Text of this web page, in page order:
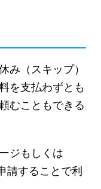
み（スキップ）
を支払わずとも
むこともできる
ジもしくは
することで利